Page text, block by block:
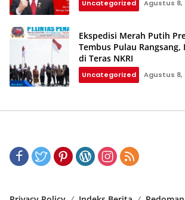
2045
Uncategorized Agustus 8,
Ekspedisi Merah Putih
Tembus Pulau
di Teras NKRI
Uncategorized Agustus 8,